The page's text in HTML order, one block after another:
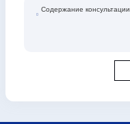
Содержание консультации